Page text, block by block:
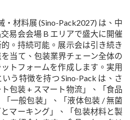
・材料展 (Sino-Pack2027) は、中
易会会場 B エリアで盛大に開催
。持続可能。展示会は引き続き
当て、包装業界チェーン全体の
トフォームを作成します。実用
う特徴を持つ Sino-Pack は、さ
包装 + スマート物流」、「食品
一般包装」、「液体包装 / 無菌
マーキング」、「包装材料と製